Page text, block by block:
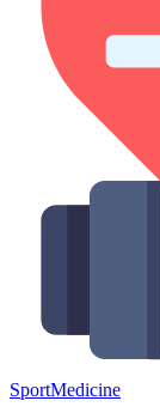
SportMedicine